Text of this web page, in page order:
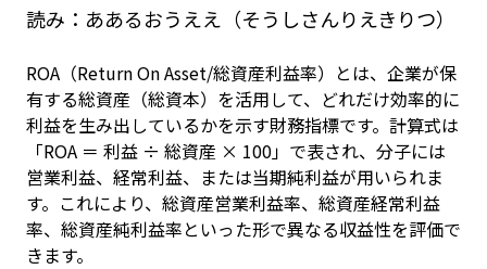
読み： ああるおうええ（そうしさんりえきりつ）
ROA（Return On Asset/総資産利益率）とは、企業が保
有する総資産（総資本）を活用して、どれだけ効率的に
利益を生み出しているかを示す財務指標です。計算式は
「ROA ＝ 利益 ÷ 総資産 × 100」で表され、分子には
営業利益、経常利益、または当期純利益が用いられま
す。これにより、総資産営業利益率、総資産経常利益
率、総資産純利益率といった形で異なる収益性を評価で
きます。